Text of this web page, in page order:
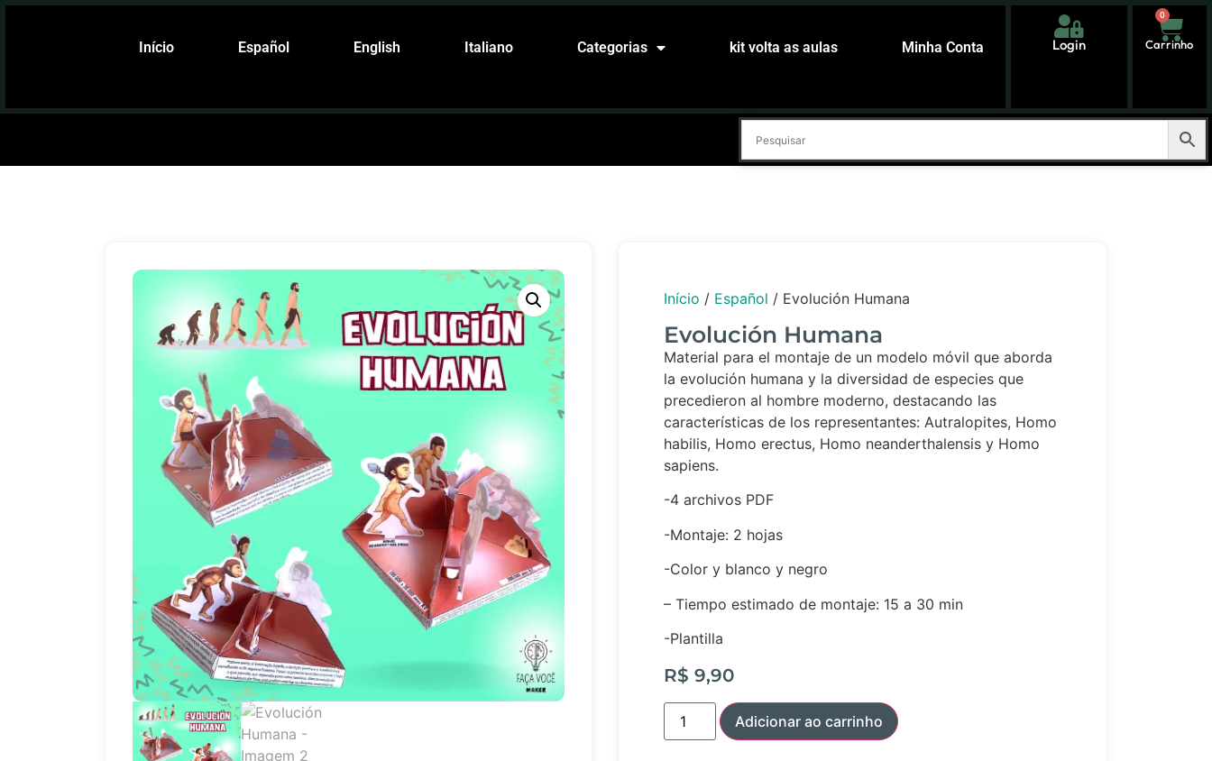
Início Español English Italiano Categorias kit volta as aulas Minha Conta Login
0
Carrinho
Início / Español / Evolución Humana
Evolución Humana
Material para el montaje de un modelo móvil que aborda
la evolución humana y la diversidad de especies que
precedieron al hombre moderno, destacando las
características de los representantes: Autralopites, Homo
habilis, Homo erectus, Homo neanderthalensis y Homo
sapiens.
-4 archivos PDF
-Montaje: 2 hojas
-Color y blanco y negro
– Tiempo estimado de montaje: 15 a 30 min
-Plantilla
R$ 9,90
Adicionar ao carrinho